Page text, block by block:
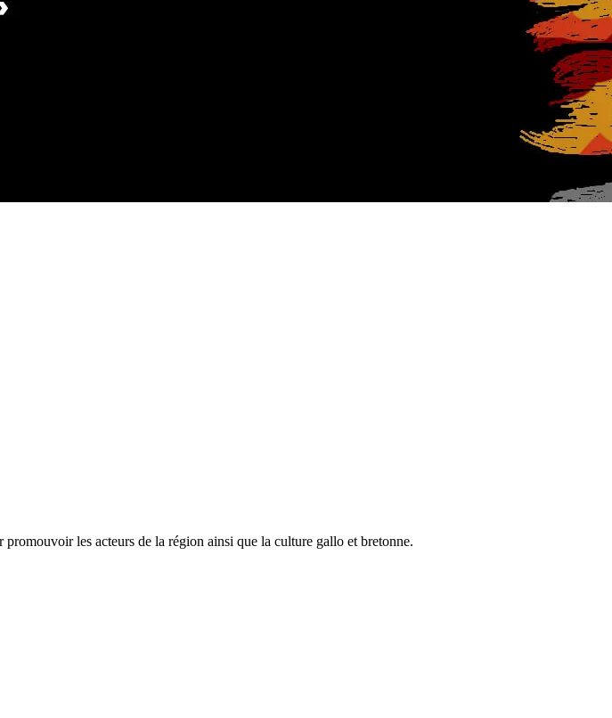
les acteurs de la région ainsi que la culture gallo et bretonne.